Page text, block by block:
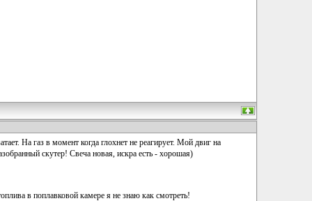
На газ в момент когда глохнет не реагирует. Мой двиг на
скутер! Свеча новая, искра есть - хорошая)
в поплавковой камере я не знаю как смотреть!